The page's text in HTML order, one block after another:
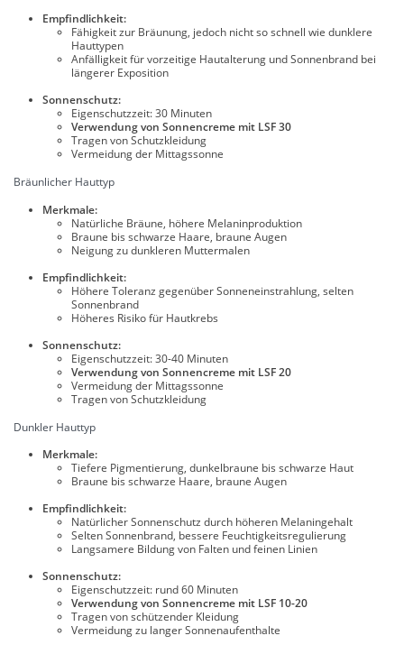
Empfindlichkeit:
Fähigkeit zur Bräunung, jedoch nicht so schnell wie dunklere
Hauttypen
Anfälligkeit für vorzeitige Hautalterung und Sonnenbrand bei
längerer Exposition
Sonnenschutz:
Eigenschutzzeit: 30 Minuten
Verwendung von Sonnencreme mit LSF 30
Tragen von Schutzkleidung
Vermeidung der Mittagssonne
Bräunlicher Hauttyp
Merkmale:
Natürliche Bräune, höhere Melaninproduktion
Braune bis schwarze Haare, braune Augen
Neigung zu dunkleren Muttermalen
Empfindlichkeit:
Höhere Toleranz gegenüber Sonneneinstrahlung, selten
Sonnenbrand
Höheres Risiko für Hautkrebs
Sonnenschutz:
Eigenschutzzeit: 30-40 Minuten
Verwendung von Sonnencreme mit LSF 20
Vermeidung der Mittagssonne
Tragen von Schutzkleidung
Dunkler Hauttyp
Merkmale:
Tiefere Pigmentierung, dunkelbraune bis schwarze Haut
Braune bis schwarze Haare, braune Augen
Empfindlichkeit:
Natürlicher Sonnenschutz durch höheren Melaningehalt
Selten Sonnenbrand, bessere Feuchtigkeitsregulierung
Langsamere Bildung von Falten und feinen Linien
Sonnenschutz:
Eigenschutzzeit: rund 60 Minuten
Verwendung von Sonnencreme mit LSF 10-20
Tragen von schützender Kleidung
Vermeidung zu langer Sonnenaufenthalte